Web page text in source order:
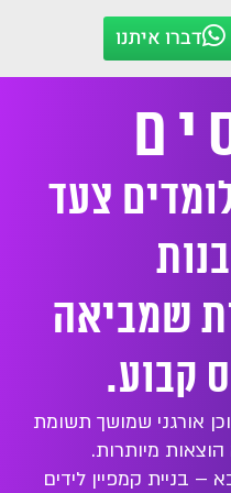
צעד
שמושך תשומת
לידים